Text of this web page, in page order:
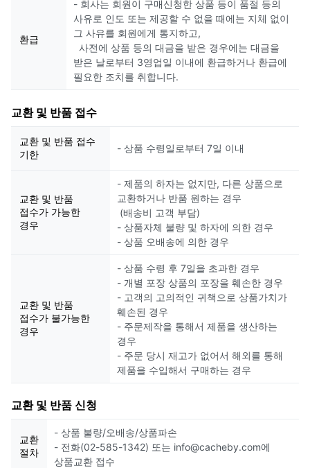
환급
- 회사는 회원이 구매신청한 상품 등이 품절 등의
사유로 인도 또는 제공할 수 없을 때에는 지체 없이
그 사유를 회원에게 통지하고,
사전에 상품 등의 대금을 받은 경우에는 대금을
받은 날로부터 3영업일 이내에 환급하거나 환급에
필요한 조치를 취합니다.
교환 및 반품 접수
교환 및 반품 접수
기한
- 상품 수령일로부터 7일 이내
교환 및 반품
접수가 가능한
경우
- 제품의 하자는 없지만, 다른 상품으로
교환하거나 반품 원하는 경우
(배송비 고객 부담)
- 상품자체 불량 및 하자에 의한 경우
- 상품 오배송에 의한 경우
교환 및 반품
접수가 불가능한
경우
- 상품 수령 후 7일을 초과한 경우
- 개별 포장 상품의 포장을 훼손한 경우
- 고객의 고의적인 귀책으로 상품가치가
훼손된 경우
- 주문제작을 통해서 제품을 생산하는
경우
- 주문 당시 재고가 없어서 해외를 통해
제품을 수입해서 구매하는 경우
교환 및 반품 신청
교환
절차
- 상품 불량/오배송/상품파손
- 전화(02-585-1342) 또는 info@cacheby.com에
상품교환 접수